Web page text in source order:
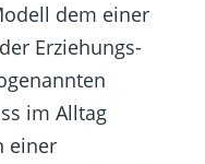
dem einer
Erziehungs-
im Alltag
einer